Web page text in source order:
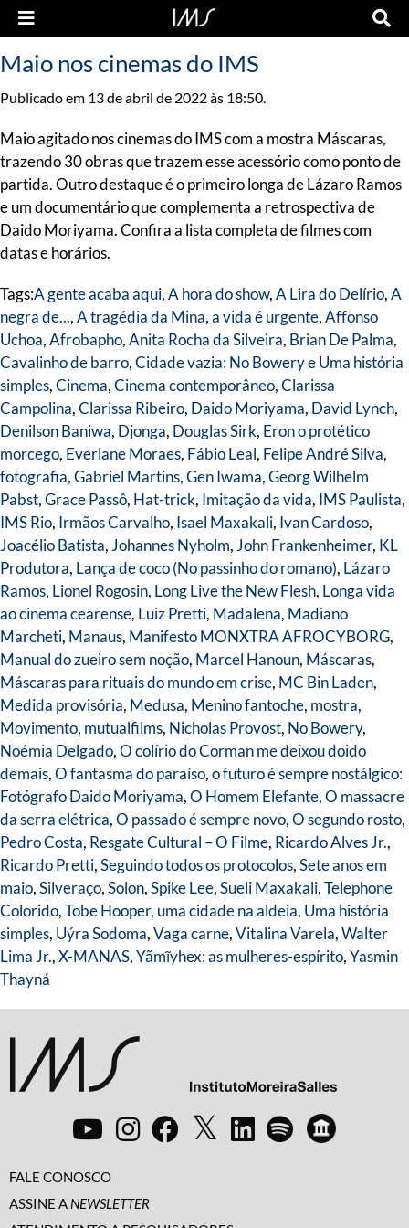
Maio nos cinemas do IMS
Publicado em 13 de abril de 2022 às 18:50.
Maio agitado nos cinemas do IMS com a mostra Máscaras,
trazendo 30 obras que trazem esse acessório como ponto de
partida. Outro destaque é o primeiro longa de Lázaro Ramos
e um documentário que complementa a retrospectiva de
Daido Moriyama. Confira a lista completa de filmes com
datas e horários.
Tags:A gente acaba aqui,A hora do show,A Lira do Delírio,A
negra de...,A tragédia da Mina,a vida é urgente,Affonso
Uchoa,Afrobapho,Anita Rocha da Silveira, Brian De Palma,
Cavalinho de barro,Cidade vazia: No Bowery e Uma história
simples,Cinema,Cinema contemporâneo,Clarissa
Campolina,Clarissa Ribeiro, Daido Moriyama, David Lynch,
Denilson Baniwa, Djonga, Douglas Sirk, Eron o protético
morcego, Everlane Moraes, Fábio Leal, Felipe André Silva,
fotografia,Gabriel Martins,Gen Iwama,Georg Wilhelm
Pabst,Grace Passô, Hat-trick, Imitação da vida, IMS Paulista,
IMS Rio, Irmãos Carvalho, Isael Maxakali, Ivan Cardoso,
Joacélio Batista, Johannes Nyholm, John Frankenheimer, KL
Produtora, Lança de coco (No passinho do romano), Lázaro
Ramos, Lionel Rogosin, Long Live the New Flesh, Longa vida
ao cinema cearense, Luiz Pretti, Madalena, Madiano
Marcheti, Manaus, Manifesto MONXTRA AFROCYBORG,
Manual do zueiro sem noção, Marcel Hanoun, Máscaras,
Máscaras para rituais do mundo em crise, MC Bin Laden,
Medida provisória, Medusa, Menino fantoche, mostra,
Movimento, mutualfilms, Nicholas Provost, No Bowery,
Noémia Delgado,O colírio do Corman me deixou doido
demais,O fantasma do paraíso,o futuro é sempre nostálgico:
Fotógrafo Daido Moriyama,O Homem Elefante,O massacre
da serra elétrica,O passado é sempre novo,O segundo rosto,
Pedro Costa, Resgate Cultural – O Filme, Ricardo Alves Jr.,
Ricardo Pretti,Seguindo todos os protocolos,Sete anos em
maio,Silveraço,Solon,Spike Lee,Sueli Maxakali,Telephone
Colorido,Tobe Hooper, uma cidade na aldeia, Uma história
simples, Uýra Sodoma,Vaga carne,Vitalina Varela,Walter
Lima Jr.,X-MANAS,Yãmĩyhex: as mulheres-espírito,Yasmin
Thayná
FALE CONOSCO
ASSINE A NEWSLETTER